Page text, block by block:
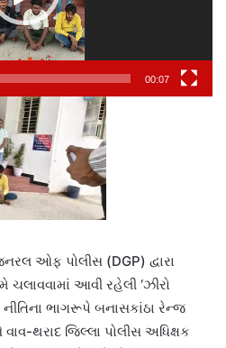
00:07
ઓફ પોલીસ (DGP) દ્વારા
ચલાવવામાં આવી રહેલી ‘ઝીરો
ભાગરૂપે બનાસકાંઠા રેન્જ
થરાદ જિલ્લા પોલીસ અધિક્ષક